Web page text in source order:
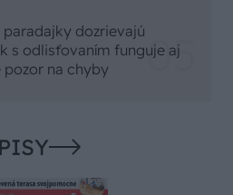
dozrievajú
s odlisťovaním funguje aj
pozor na chyby